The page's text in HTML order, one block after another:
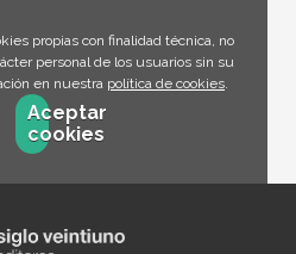
propias con finalidad técnica, no
personal de los usuarios sin su
en nuestra política de cookies.
Aceptar
cookies